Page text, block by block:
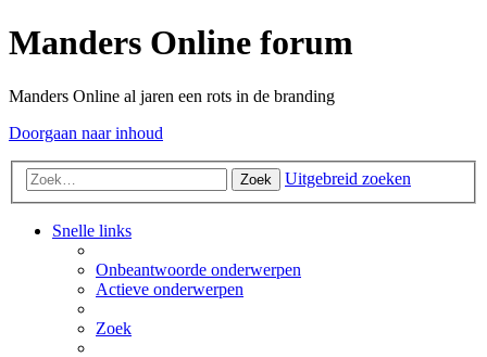
Manders Online forum
Manders Online al jaren een rots in de branding
Doorgaan naar inhoud
Zoek Uitgebreid zoeken
Snelle links
Onbeantwoorde onderwerpen
Actieve onderwerpen
Zoek